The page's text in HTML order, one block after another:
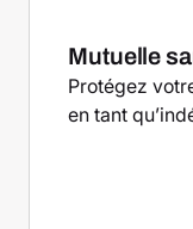
Mutuelle
Protégez
en tant